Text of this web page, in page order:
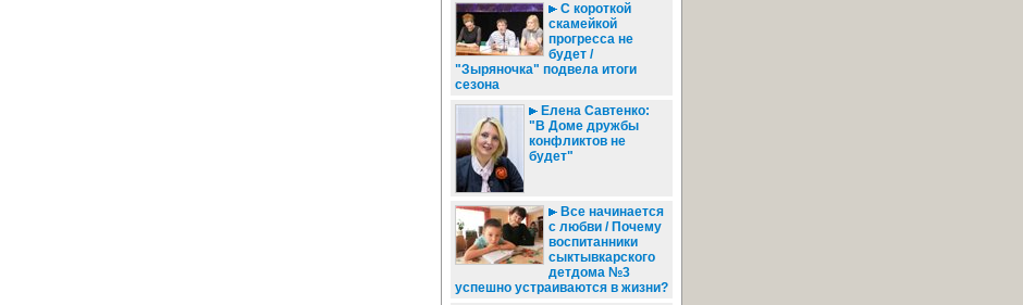
С короткой
скамейкой
прогресса не
будет /
"Зыряночка" подвела итоги
сезона
Елена Савтенко:
"В Доме дружбы
конфликтов не
будет"
Все начинается
с любви / Почему
воспитанники
сыктывкарского
детдома №3
успешно устраиваются в жизни?